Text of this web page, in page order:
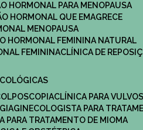
HORMONAL PARA MENOPAUSA
HORMONAL QUE EMAGRECE
MENOPAUSA
HORMONAL FEMININA NATURAL
FEMININA
CLÍNICA DE
CLÍNICA PARA
GINECOLOGISTA PARA
PARA TRATAMENTO DE MIOMA